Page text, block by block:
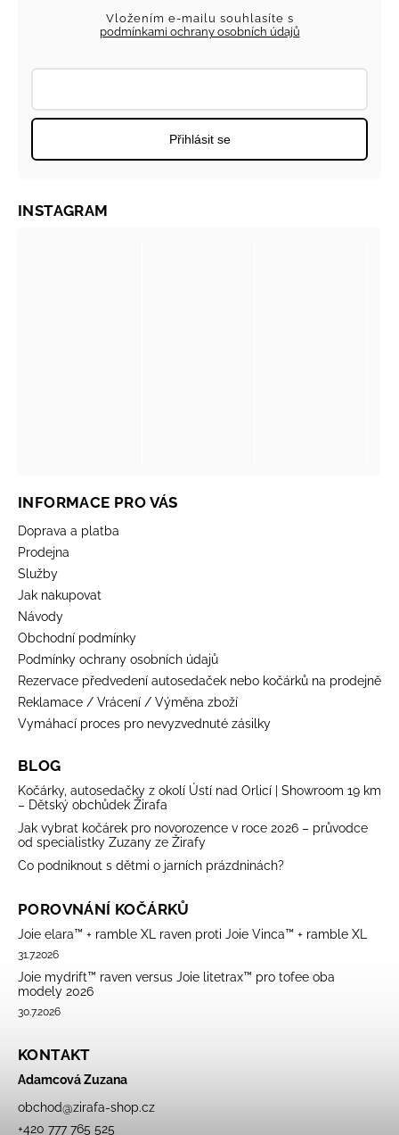
Vložením e-mailu souhlasíte s
podmínkami ochrany osobních údajů
Přihlásit se
INFORMACE PRO VÁS
Doprava a platba
Prodejna
Služby
Jak nakupovat
Návody
Obchodní podmínky
Podmínky ochrany osobních údajů
Rezervace předvedení autosedaček nebo kočárků na prodejně
Reklamace / Vrácení / Výměna zboží
Vymáhací proces pro nevyzvednuté zásilky
BLOG
Kočárky, autosedačky z okolí Ústí nad Orlicí | Showroom 19 km
– Dětský obchůdek Žirafa
Jak vybrat kočárek pro novorozence v roce 2026 – průvodce
od specialistky Zuzany ze Žirafy
Co podniknout s dětmi o jarních prázdninách?
POROVNÁNÍ KOČÁRKŮ
Joie elara™ + ramble XL raven proti Joie Vinca™ + ramble XL
31.7.2026
Joie mydrift™ raven versus Joie litetrax™ pro tofee oba
modely 2026
30.7.2026
KONTAKT
Adamcová Zuzana
obchod@zirafa-shop.cz
+420 777 765 525
INSTAGRAM